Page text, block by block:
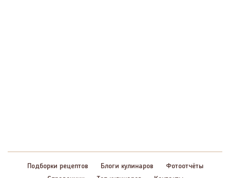
Подборки рецептов Блоги кулинаров
Фотоотчёты